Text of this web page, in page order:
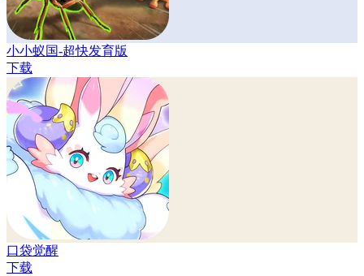
小小蚁国-超快发育版
下载
口袋觉醒
下载